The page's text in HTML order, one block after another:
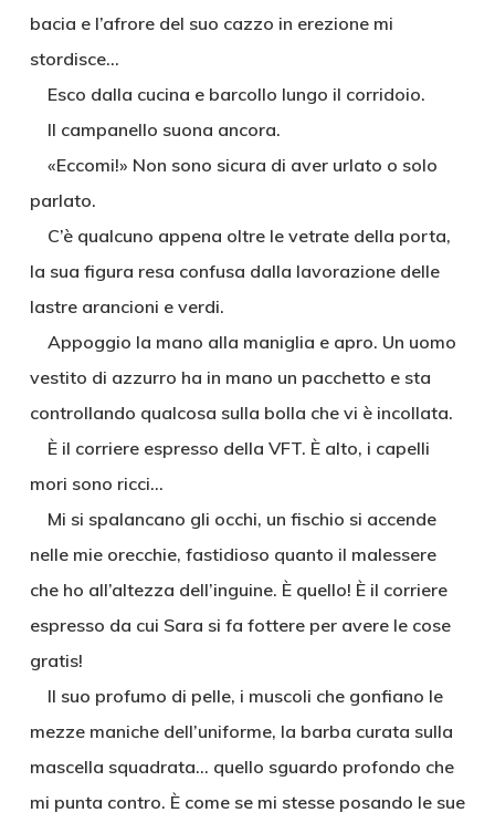
bacia e l’afrore del suo cazzo in erezione mi
stordisce…
Esco dalla cucina e barcollo lungo il corridoio.
Il campanello suona ancora.
«Eccomi!» Non sono sicura di aver urlato o solo
parlato.
C’è qualcuno appena oltre le vetrate della porta,
la sua figura resa confusa dalla lavorazione delle
lastre arancioni e verdi.
Appoggio la mano alla maniglia e apro. Un uomo
vestito di azzurro ha in mano un pacchetto e sta
controllando qualcosa sulla bolla che vi è incollata.
È il corriere espresso della VFT. È alto, i capelli
mori sono ricci…
Mi si spalancano gli occhi, un fischio si accende
nelle mie orecchie, fastidioso quanto il malessere
che ho all’altezza dell’inguine. È quello! È il corriere
espresso da cui Sara si fa fottere per avere le cose
gratis!
Il suo profumo di pelle, i muscoli che gonfiano le
mezze maniche dell’uniforme, la barba curata sulla
mascella squadrata… quello sguardo profondo che
mi punta contro. È come se mi stesse posando le sue